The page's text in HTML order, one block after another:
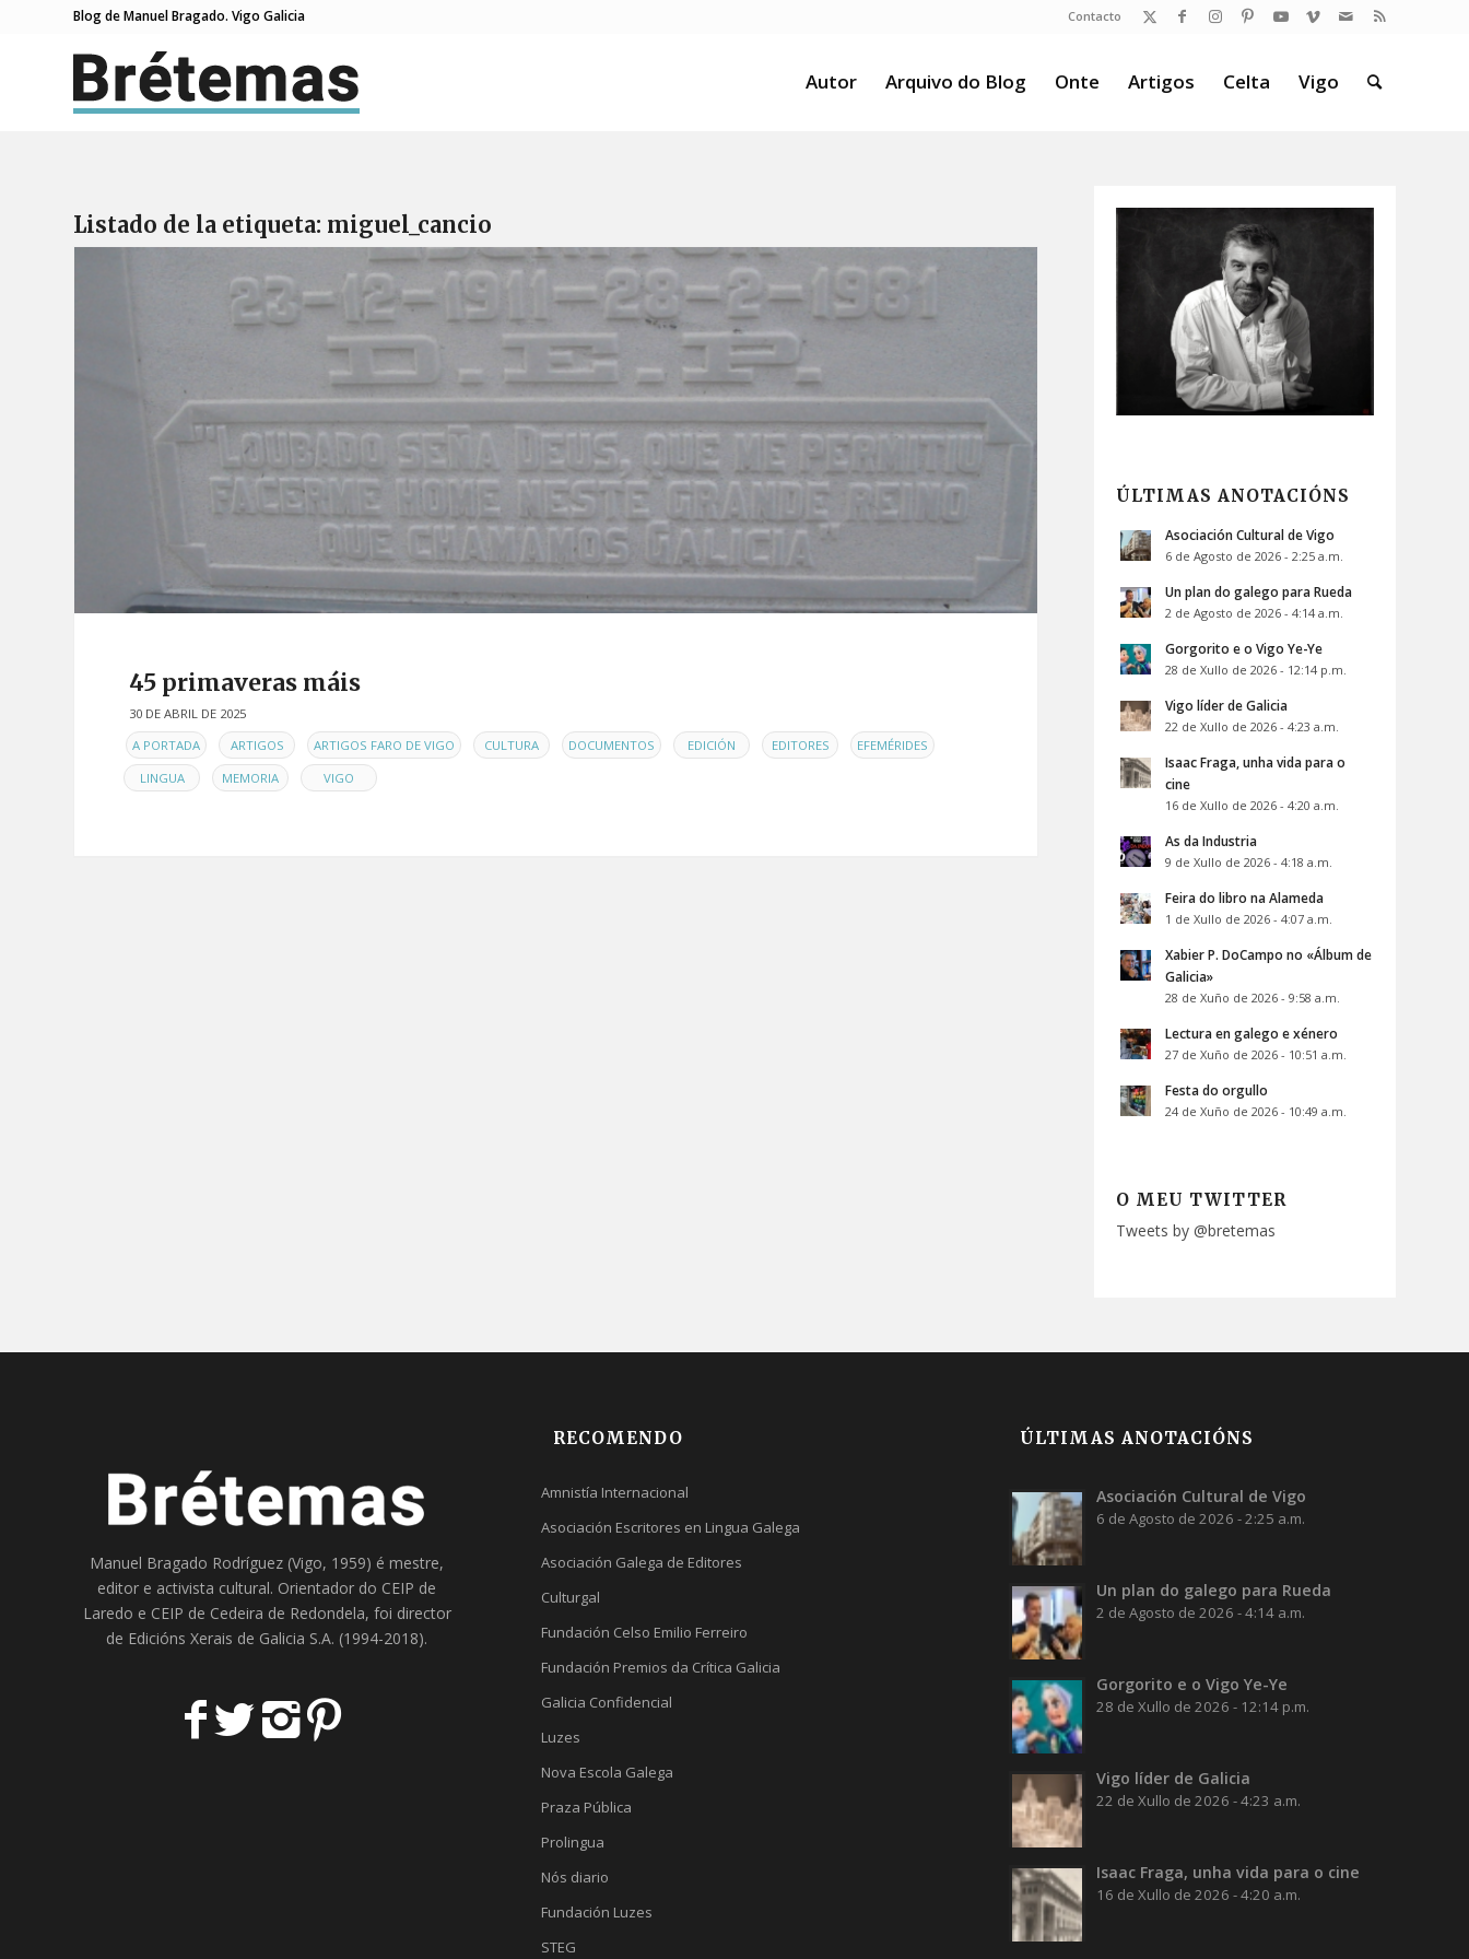
Contacto
Blog de Manuel Bragado. Vigo Galicia
Autor Arquivo do Blog Onte Artigos Celta Vigo
Listado de la etiqueta: miguel_cancio
45 primaveras máis
30 DE ABRIL DE 2025
ENA PORTADA ARTIGOS ARTIGOS FARO DE VIGO CULTURA DOCUMENTOS EDICIÓN EDITORES EFEMÉRIDES
LINGUA MEMORIA VIGO
ÚLTIMAS ANOTACIÓNS
Asociación Cultural de Vigo
6 de Agosto de 2026 - 2:25 a.m.
Un plan do galego para Rueda
2 de Agosto de 2026 - 4:14 a.m.
Gorgorito e o Vigo Ye-Ye
28 de Xullo de 2026 - 12:14 p.m.
Vigo líder de Galicia
22 de Xullo de 2026 - 4:23 a.m.
Isaac Fraga, unha vida para o
cine
16 de Xullo de 2026 - 4:20 a.m.
As da Industria
9 de Xullo de 2026 - 4:18 a.m.
Feira do libro na Alameda
1 de Xullo de 2026 - 4:07 a.m.
Xabier P. DoCampo no «Álbum de
Galicia»
28 de Xuño de 2026 - 9:58 a.m.
Lectura en galego e xénero
27 de Xuño de 2026 - 10:51 a.m.
Festa do orgullo
24 de Xuño de 2026 - 10:49 a.m.
O MEU TWITTER
Tweets by @bretemas
Manuel Bragado Rodríguez (Vigo, 1959) é mestre,
editor e activista cultural. Orientador do CEIP de
Laredo e CEIP de Cedeira de Redondela, foi director
de Edicións Xerais de Galicia S.A. (1994-2018).
RECOMENDO
Amnistía Internacional
Asociación Escritores en Lingua Galega
Asociación Galega de Editores
Culturgal
Fundación Celso Emilio Ferreiro
Fundación Premios da Crítica Galicia
Galicia Confidencial
Luzes
Nova Escola Galega
Praza Pública
Prolingua
Nós diario
Fundación Luzes
STEG
ÚLTIMAS ANOTACIÓNS
Asociación Cultural de Vigo
6 de Agosto de 2026 - 2:25 a.m.
Un plan do galego para Rueda
2 de Agosto de 2026 - 4:14 a.m.
Gorgorito e o Vigo Ye-Ye
28 de Xullo de 2026 - 12:14 p.m.
Vigo líder de Galicia
22 de Xullo de 2026 - 4:23 a.m.
Isaac Fraga, unha vida para o cine
16 de Xullo de 2026 - 4:20 a.m.